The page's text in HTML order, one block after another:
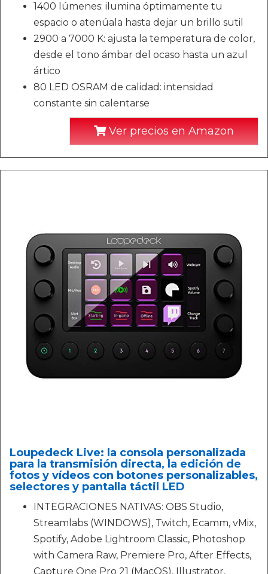
1400 lúmenes: ilumina óptimamente tu
espacio o atenúala hasta dejar un brillo sutil
2900 a 7000 K: ajusta la temperatura de color,
desde el tono ámbar del ocaso hasta un azul
ártico
80 LED OSRAM de calidad: intensidad
constante sin calentarse
Ver precios en Amazon
Loupedeck Live: la consola personalizada
para la transmisión directa, la edición de
fotos y vídeos con botones personalizables,
selectores y pantalla táctil LED
INTEGRACIONES NATIVAS: OBS Studio,
Streamlabs (WINDOWS), Twitch, Ecamm, vMix,
Spotify, Adobe Lightroom Classic, Photoshop
with Camera Raw, Premiere Pro, After Effects,
Capture One Pro 21 (MacOS), Illustrator,